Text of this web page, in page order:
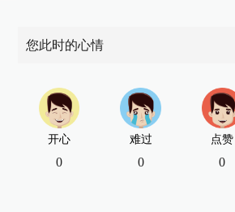
您此时的心情
开心
0
难过
0
点赞
0